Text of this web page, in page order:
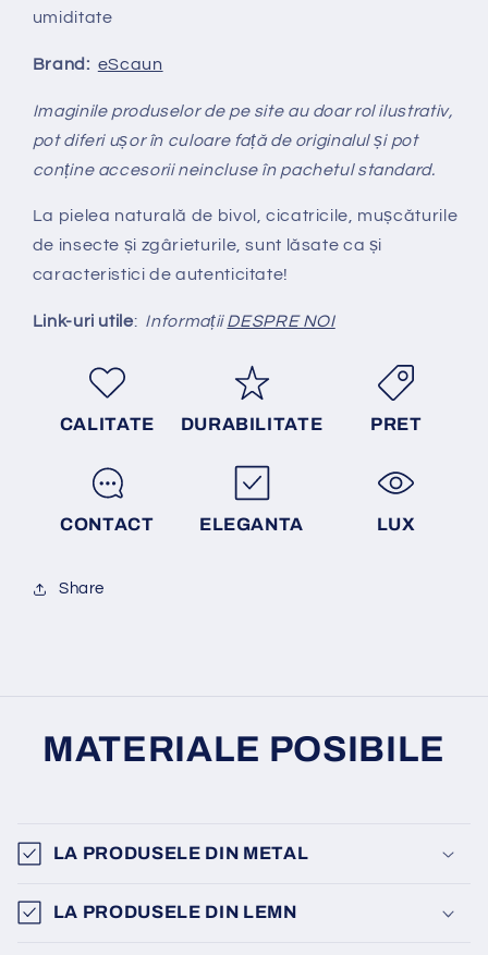
umiditate
Brand: eScaun
Imaginile produselor de pe site au doar rol ilustrativ,
pot diferi ușor în culoare față de originalul și pot
conține accesorii neincluse în pachetul standard.
La pielea naturală de bivol, cicatricile, mușcăturile
de insecte și zgârieturile, sunt lăsate ca și
caracteristici de autenticitate!
Link-uri utile: InformațiiDESPRE NOI
CALITATE DURABILITATE PRET
CONTACT ELEGANTA LUX
Share
MATERIALE POSIBILE
LA PRODUSELE DIN METAL
LA PRODUSELE DIN LEMN